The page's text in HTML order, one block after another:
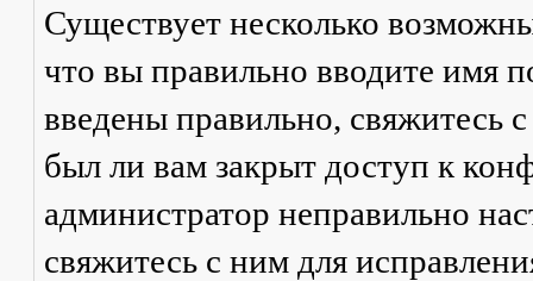
Существует несколько
что вы правильно вводите имя
введены правильно, свяжитесь
был ли вам закрыт доступ к
администратор неправильно
свяжитесь с ним для